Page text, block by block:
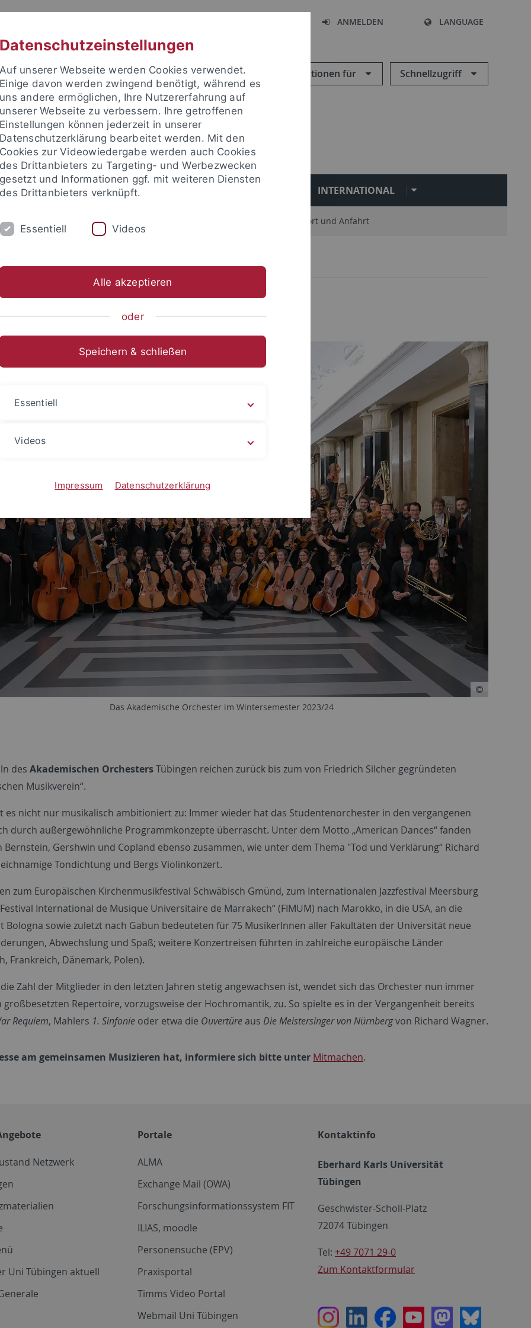
ANMELDEN LANGUAGE
Informationen für Schnellzugriff
STUDIUM FORSCHUNG INTERNATIONAL
und Publikationen Campusleben Standort und Anfahrt
Orchester
Das Akademische Orchester im Wintersemester 2023/24
des Akademischen OrchestersTübingen reichen zurück bis zum von Friedrich Silcher gegründeten
Musikverein“.
es nicht nur musikalisch ambitioniert zu: Immer wieder hat das Studentenorchester in den vergangenen
durch außergewöhnliche Programmkonzepte überrascht. Unter dem Motto „American Dances“ fanden
Bernstein, Gershwin und Copland ebenso zusammen, wie unter dem Thema "Tod und Verklärung“ Richard
Tondichtung und Bergs Violinkonzert.
zum Europäischen Kirchenmusikfestival Schwäbisch Gmünd, zum Internationalen Jazzfestival Meersburg
International de Musique Universitaire de Marrakech“ (FIMUM) nach Marokko, in die USA, an die
Bologna sowie zuletzt nach Gabun bedeuteten für 75 MusikerInnen aller Fakultäten der Universität neue
Abwechslung und Spaß; weitere Konzertreisen führten in zahlreiche europäische Länder
Frankreich, Dänemark, Polen).
Zahl der Mitglieder in den letzten Jahren stetig angewachsen ist, wendet sich das Orchester nun immer
großbesetzten Repertoire, vorzugsweise der Hochromantik, zu. So spielte es in der Vergangenheit bereits
Requiem, Mahlers 1. Sinfonie oder etwa die Ouvertüreaus Die Meistersinger von Nürnbergvon Richard Wagner.
am gemeinsamen Musizieren hat, informiere sich bitte unter Mitmachen.
Netzwerk
Uni Tübingen aktuell
Portale
ALMA
Exchange Mail (OWA)
Forschungsinformationssystem FIT
ILIAS, moodle
Personensuche (EPV)
Praxisportal
Timms Video Portal
Webmail Uni Tübingen
Kontaktinfo
Eberhard Karls Universität
Tübingen
Geschwister-Scholl-Platz
72074 Tübingen
Tel: +49 7071 29-0
Zum Kontaktformular
InstagramLinkedInFacebookYoutubeMastodon
Bluesky
Datenschutzeinstellungen
Auf unserer Webseite werden Cookies verwendet.
Einige davon werden zwingend benötigt, während es
uns andere ermöglichen, Ihre Nutzererfahrung auf
unserer Webseite zu verbessern. Ihre getroffenen
Einstellungen können jederzeit in unserer
Datenschutzerklärung bearbeitet werden. Mit den
Cookies zur Videowiedergabe werden auch Cookies
des Drittanbieters zu Targeting- und Werbezwecken
gesetzt und Informationen ggf. mit weiteren Diensten
des Drittanbieters verknüpft.
Essentiell Videos
Alle akzeptieren
oder
Speichern & schließen
Essentiell
Videos
Impressum Datenschutzerklärung